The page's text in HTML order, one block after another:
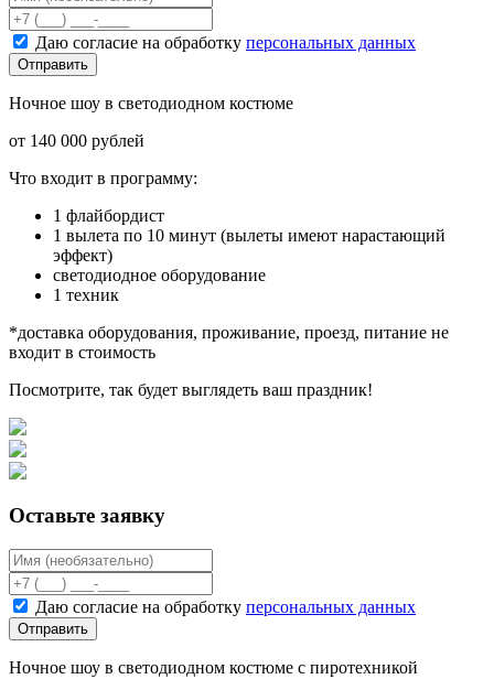
Даю согласие на обработку персональных данных
Отправить
Ночное шоу в светодиодном костюме
от 140 000 рублей
Что входит в программу:
1 флайбордист
1 вылета по 10 минут (вылеты имеют нарастающий
эффект)
светодиодное оборудование
1 техник
*доставка оборудования, проживание, проезд, питание не
входит в стоимость
Посмотрите, так будет выглядеть ваш праздник!
Оставьте заявку
Даю согласие на обработку персональных данных
Отправить
Ночное шоу в светодиодном костюме с пиротехникой